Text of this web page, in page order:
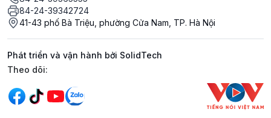
84-24-39342724
41-43 phố Bà Triệu, phường Cửa Nam, TP. Hà Nội
Phát triển và vận hành bởi SolidTech
Mạng xã hội
Theo dõi: